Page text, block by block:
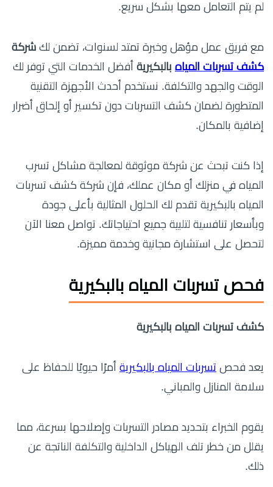
لم يتم التعامل معها بشكل سريع.
مع فريق عمل مؤهل وخبرة تمتد لسنوات، تضمن لك شركة
كشف تسربات المياه بالبكيرية أفضل الخدمات التي توفر لك
الوقت والجهد والتكلفة. نستخدم أحدث الأجهزة التقنية
المتطورة لضمان كشف التسربات دون تكسير أو إلحاق أضرار
إضافية بالمكان.
إذا كنت تبحث عن شركة موثوقة لمعالجة مشاكل تسرب
المياه في منزلك أو مكان عملك، فإن شركة كشف تسربات
المياه بالبكيرية تقدم لك الحلول المثالية بأعلى جودة
وبأسعار تنافسية لتلبية جميع احتياجاتك. تواصل معنا الآن
لتحصل على استشارة مجانية وخدمة مميزة.
فحص تسربات المياه بالبكيرية
كشف تسربات المياه بالبكيرية
يعد فحص تسربات المياه بالبكيرية أمرًا حيويًا للحفاظ على
سلامة المنازل والمباني.
يقوم الخبراء بتحديد مصادر التسربات وإصلاحها بسرعة، مما
يقلل من خطر تلف الهياكل الداخلية والتكلفة الناتجة عن
ذلك.